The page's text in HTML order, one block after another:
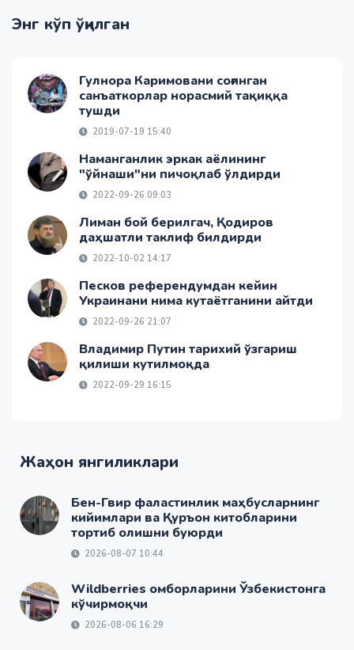
Энг кўп ўқилган
Гулнора Каримовани соғинган
санъаткорлар норасмий тақиққа
тушди
2019-07-19 15:40
Наманганлик эркак аёлининг
"ўйнаши"ни пичоқлаб ўлдирди
2022-09-26 09:03
Лиман бой берилгач, Қодиров
даҳшатли таклиф билдирди
2022-10-02 14:17
Песков референдумдан кейин
Украинани нима кутаётганини айтди
2022-09-26 21:07
Владимир Путин тарихий ўзгариш
қилиши кутилмоқда
2022-09-29 16:15
Жаҳон янгиликлари
Бен-Гвир фаластинлик маҳбусларнинг
кийимлари ва Қуръон китобларини
тортиб олишни буюрди
2026-08-07 10:44
Wildberries омборларини Ўзбекистонга
кўчирмоқчи
2026-08-06 16:29